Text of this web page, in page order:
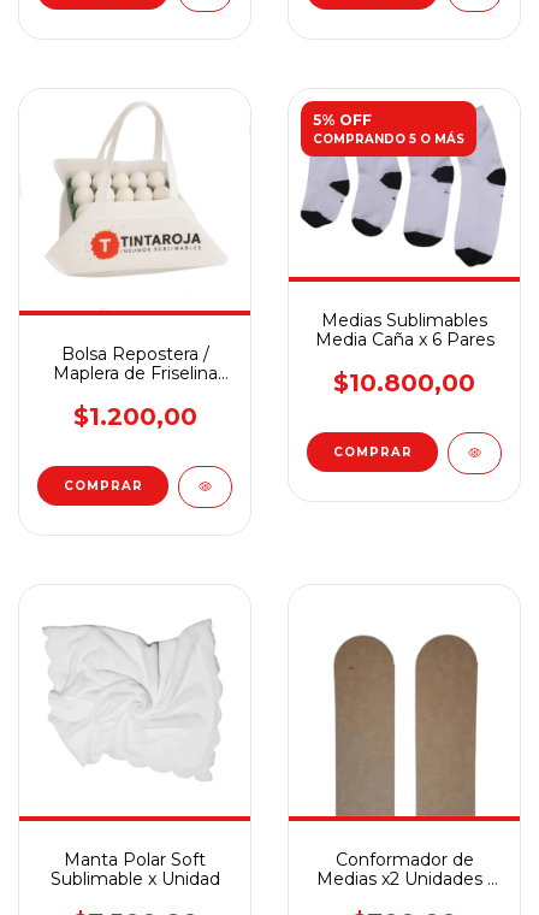
Bolsa Repostera /
Maplera de Friselina
$1.200,00
5% OFF
COMPRANDO 5 O MÁS
Medias Sublimables
Media Caña x 6 Pares
$10.800,00
COMPRAR
Manta Polar Soft
Sublimable x Unidad
Conformador de
Medias x2 Unidades -